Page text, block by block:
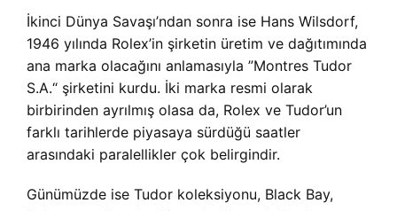
İkinci Dünya Savaşı’ndan sonra ise Hans Wilsdorf,
1946 yılında Rolex’in şirketin üretim ve dağıtımında
ana marka olacağını anlamasıyla ”Montres Tudor
S.A.“ şirketini kurdu. İki marka resmi olarak
birbirinden ayrılmış olasa da, Rolex ve Tudor’un
farklı tarihlerde piyasaya sürdüğü saatler
arasındaki paralellikler çok belirgindir.
Günümüzde ise Tudor koleksiyonu, Black Bay,